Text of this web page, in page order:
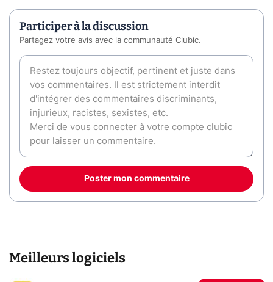
Participer à la discussion
Partagez votre avis avec la communauté Clubic.
Poster mon commentaire
Meilleurs logiciels